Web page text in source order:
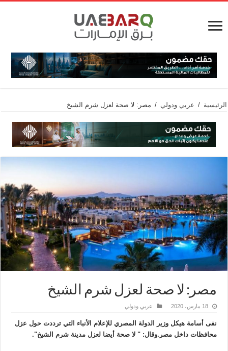
الرئيسية / عربي ودولي / مصر: لا صحة لعزل شرم الشيخ
مصر: لا صحة لعزل شرم الشيخ
18 مارس، 2020 عربي ودولي
نفى أسامة هيكل وزير الدولة المصري للإعلام الأنباء التي ترددت حول عزل
محافظات داخل مصر.وقال: " لا صحة أيضا لعزل مدينة شرم الشيخ".